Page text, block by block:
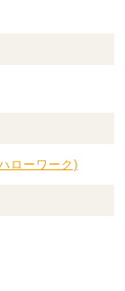
ローワーク)